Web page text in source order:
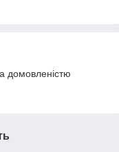
домовленістю